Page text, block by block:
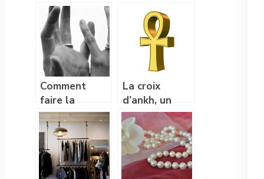
Comment
faire la
difference
entre une
bague de
fiancailles et
une alliance ?
La croix
d’ankh, un
symbole qui
traverse les
âges